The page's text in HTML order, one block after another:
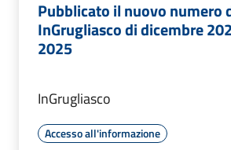
Pubblicato il nuovo numero
InGrugliasco di dicembre
2025
InGrugliasco
Accesso all'informazione